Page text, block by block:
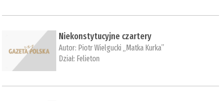
Niekonstytucyjne czartery
Autor: Piotr Wielgucki „Matka Kurka”
Dział: Felieton